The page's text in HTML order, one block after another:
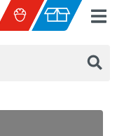
Warenkorb